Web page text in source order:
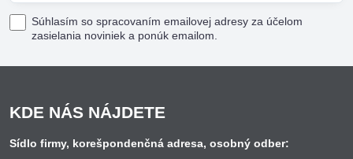
Súhlasím so spracovaním emailovej adresy za účelom
zasielania noviniek a ponúk emailom.
KDE NÁS NÁJDETE
Sídlo firmy, korešpondenčná adresa, osobný odber: